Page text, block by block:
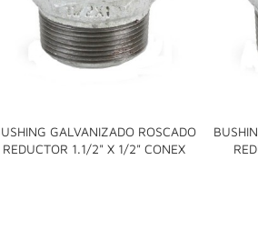
GALVANIZADO ROSCADO
REDUCTOR 1.1/2" X 1/2" CONEX
